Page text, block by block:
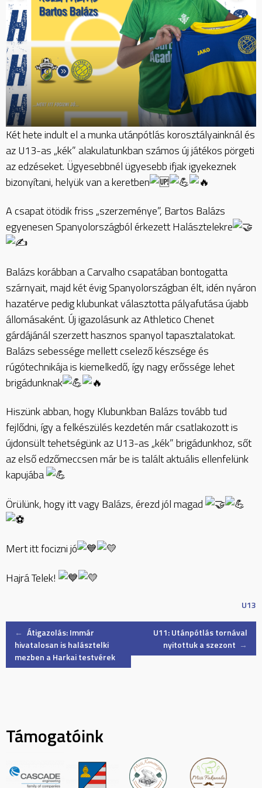
Kéthete indult el a munka utánpótlás korosztályainknál és
az U13-as „kék” alakulatunkban számos új játékos pörgeti
az edzéseket. Ügyesebbnél ügyesebb ifjak igyekeznek
bizonyítani, helyük van a keretben
A csapat ötödik friss „szerzeménye”, Bartos Balázs
egyenesen Spanyolországból érkezett Halásztelekre
Balázs korábban a Carvalho csapatában bontogatta
szárnyait, majd két évig Spanyolországban élt, idén nyáron
hazatérve pedig klubunkat választotta pályafutása újabb
állomásaként. Új igazolásunk az Athletico Chenet
gárdájánál szerzett hasznos spanyol tapasztalatokat.
Balázs sebessége mellett cselező készsége és
rúgótechnikája is kiemelkedő, így nagy erőssége lehet
brigádunknak
Hiszünk abban, hogy Klubunkban Balázs tovább tud
fejlődni, így a felkészülés kezdetén már csatlakozott is
újdonsült tehetségünk az U13-as „kék” brigádunkhoz, sőt
az első edzőmeccsen már be is talált aktuális ellenfelünk
kapujába
Örülünk, hogy itt vagy Balázs, érezd jól magad
Mert itt focizni jó
Hajrá Telek!
U13
Post
navigation
← Átigazolás: Immár
hivatalosan is halásztelki
mezben a Harkai testvérek
U11: Utánpótlás tornával
nyitottuk a szezont →
Támogatóink